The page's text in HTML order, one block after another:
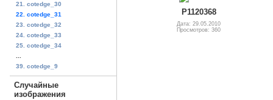
21. cotedge_30
22. cotedge_31
23. cotedge_32
24. cotedge_33
25. cotedge_34
...
39. cotedge_9
Случайные
изображения
P1120368
Дата: 29.05.2010
Просмотров: 360